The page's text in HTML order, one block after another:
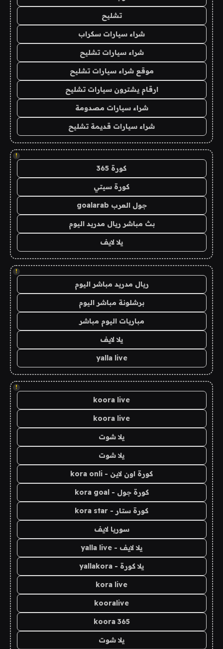
تشليح
شراء سيارات سكراب
شراء سيارات تشليح
موقع شراء سيارات تشليح
ارقام يشترون سيارات تشليح
شراء سيارات مصدومة
شراء سيارات قديمة تشليح
!
كورة 365
كورة سيتي
جول العرب goalarab
بث مباشر ريال مدريد اليوم
يلا لايف
!
ريال مدريد مباشر اليوم
برشلونة مباشر اليوم
مباريات اليوم مباشر
يلا لايف
yalla live
!
koora live
koora live
يلا شوت
يلا شوت
كورة اون لاين - kora onli
كورة جول - kora goal
كورة ستار - kora star
سوريا لايف
يلا لايف - yalla live
يلا كورة - yallakora
kora live
kooralive
koora 365
يلا شوت